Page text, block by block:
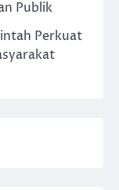
Publik
Perkuat